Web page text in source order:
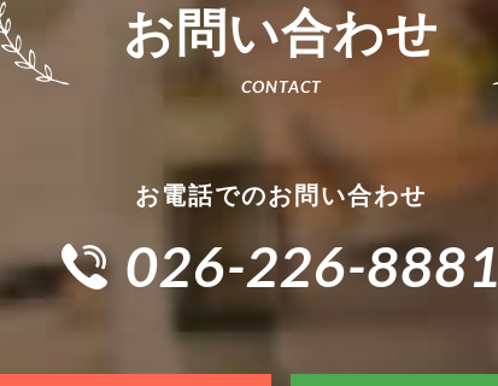
お問い合わせ
お電話でのお問い合わせ
026-226-8881